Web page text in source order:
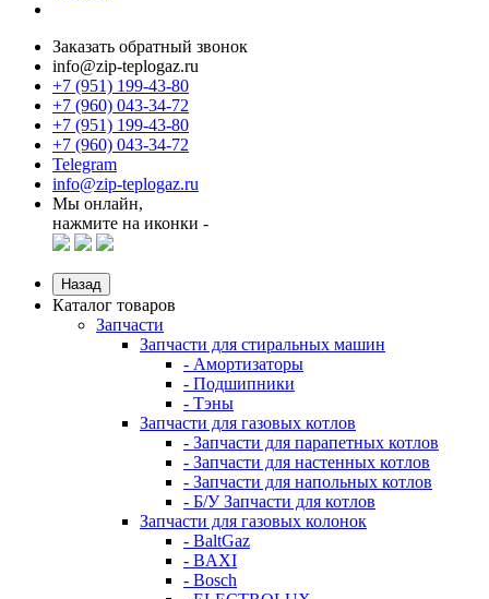
Заказать обратный звонок
info@zip-teplogaz.ru
+7 (951) 199-43-80
+7 (960) 043-34-72
+7 (951) 199-43-80
+7 (960) 043-34-72
Telegram
info@zip-teplogaz.ru
Мы онлайн,
нажмите на иконки -
Назад
Каталог товаров
Запчасти
Запчасти для стиральных машин
- Амортизаторы
- Подшипники
- Тэны
Запчасти для газовых котлов
- Запчасти для парапетных котлов
- Запчасти для настенных котлов
- Запчасти для напольных котлов
- Б/У Запчасти для котлов
Запчасти для газовых колонок
- BaltGaz
- BAXI
- Bosch